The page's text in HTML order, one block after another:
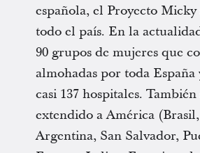
española, el Proyecto
todo el país. En la
90 grupos de mujeres que
almohadas por toda España
casi 137 hospitales. También
extendido a América
Argentina, San Salvador,